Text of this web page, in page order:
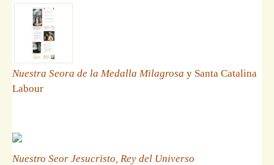
Nuestra Seora de la Medalla Milagrosa y Santa Catalina
Labour
Nuestro Seor Jesucristo, Rey del Universo